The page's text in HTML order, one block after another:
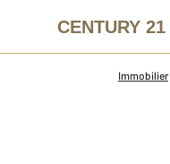
CENTURY 21
Immobilier